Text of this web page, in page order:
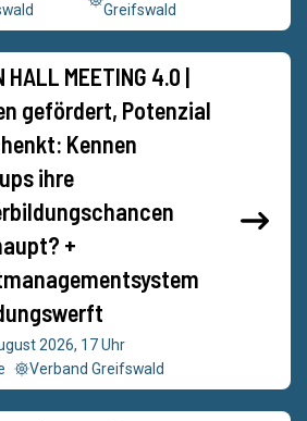
Greifswald
HALL MEETING 4.0 |
gefördert, Potenzial
Kennen
ihre
+
2026, 17 Uhr
Verband Greifswald